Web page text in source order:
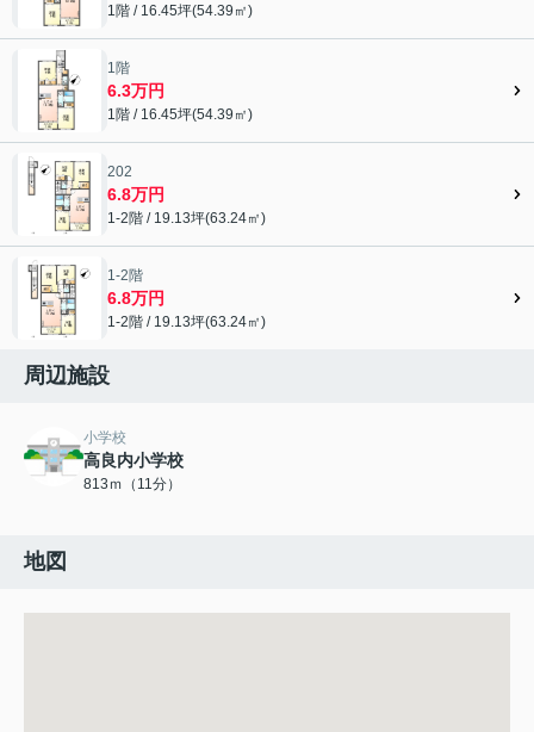
1階 / 16.45坪(54.39㎡)
1階
6.3万円
1階 / 16.45坪(54.39㎡)
202
6.8万円
1-2階 / 19.13坪(63.24㎡)
1-2階
6.8万円
1-2階 / 19.13坪(63.24㎡)
周辺施設
小学校
高良内小学校
813ｍ（11分）
地図